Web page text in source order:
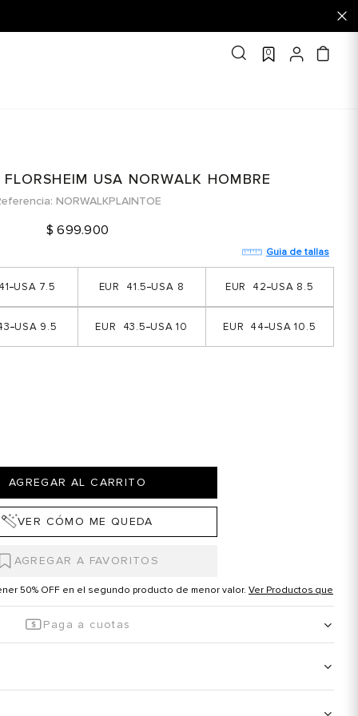
0
USA NORWALK HOMBRE
NORWALKPLAINTOE
$ 699.900
Guia de tallas
7.5 8
41.5 8.5
42
9.5 10
43.5 10.5
44
AGREGAR AL CARRITO
VER CÓMO ME QUEDA
50% OFF en el segundo producto de menor valor. Ver Productos que
Paga a cuotas